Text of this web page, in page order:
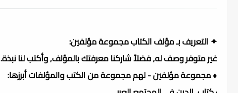
✦ التعريف بـ مؤلف الكتاب مجموعة مؤلفين:
غير متوفر وصف له, فضلاً شاركنا معرفتك بالمؤلف, وأكتب لنا نبذة.
♦ مجموعة مؤلفين - لهم مجموعة من الكتب والمؤلفات أبرزها: